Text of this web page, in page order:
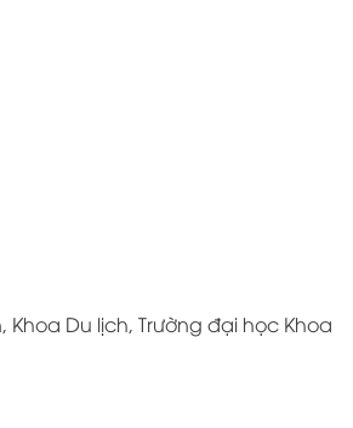
Khoa Du lịch, Trường đại học Khoa